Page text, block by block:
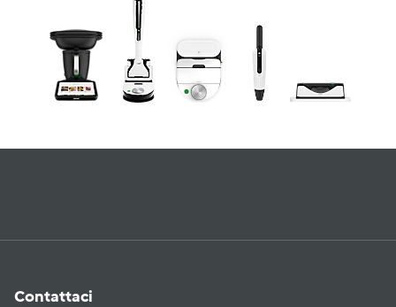
Contattaci